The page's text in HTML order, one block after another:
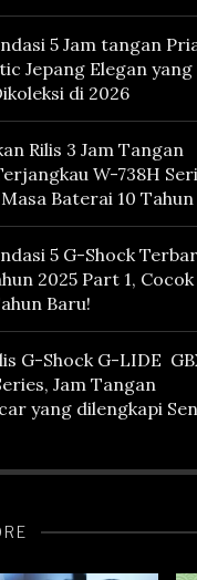
5 Jam tangan
Jepang Elegan yang
di 2026
Rilis 3 Jam Tangan
W-738H
Baterai 10 Tahun
5 G-Shock
2025 Part 1, Cocok
Baru!
G-Shock G-LIDE
Jam Tangan
yang dilengkapi